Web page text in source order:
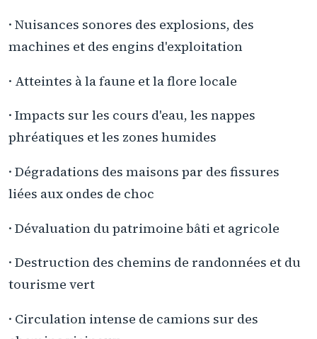
· Nuisances sonores des explosions, des
machines et des engins d'exploitation
· Atteintes à la faune et la flore locale
· Impacts sur les cours d'eau, les nappes
phréatiques et les zones humides
· Dégradations des maisons par des fissures
liées aux ondes de choc
· Dévaluation du patrimoine bâti et agricole
· Destruction des chemins de randonnées et du
tourisme vert
· Circulation intense de camions sur des